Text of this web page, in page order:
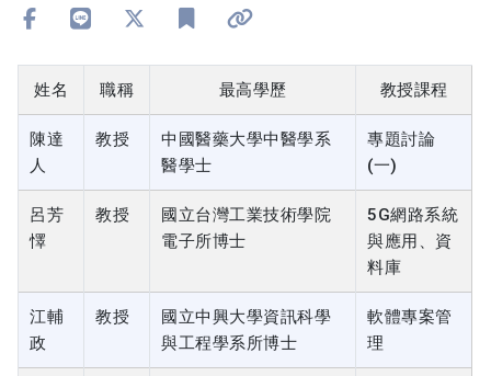
姓名 職稱 最高學歷 教授課程
陳達
人
教授
中國醫藥大學中醫學系
醫學士
專題討論
(一)
呂芳
懌
教授
國立台灣工業技術學院
電子所博士
5G網路系統
與應用、資
料庫
江輔
政
教授
國立中興大學資訊科學
與工程學系所博士
軟體專案管
理